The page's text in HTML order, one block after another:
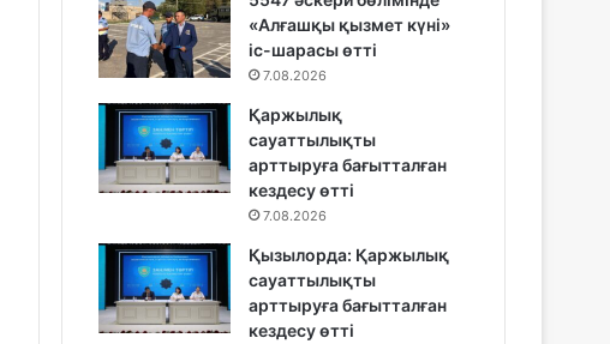
«Алғашқы қызмет күні»
іс-шарасы өтті
7.08.2026
Қаржылық
сауаттылықты
арттыруға бағытталған
кездесу өтті
7.08.2026
Қызылорда: Қаржылық
сауаттылықты
арттыруға бағытталған
кездесу өтті